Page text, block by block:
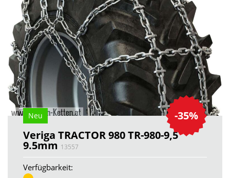
-35%
Neu
Veriga TRACTOR 980 TR-980-9,5
9.5mm 13557
Verfügbarkeit: